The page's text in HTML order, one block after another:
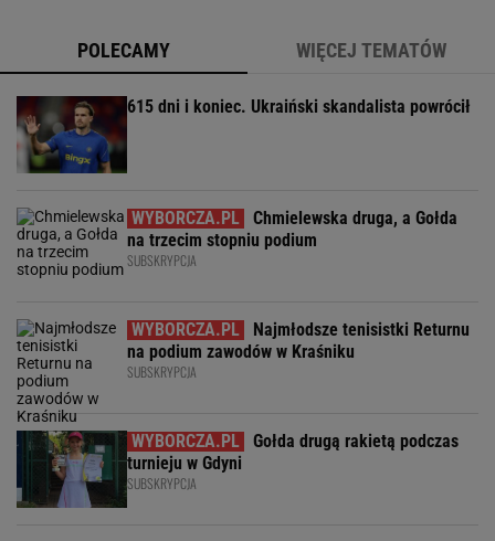
POLECAMY WIĘCEJ TEMATÓW
615 dni i koniec. Ukraiński skandalista powrócił
Chmielewska druga, a Gołda
na trzecim stopniu podium
SUBSKRYPCJA
Najmłodsze tenisistki Returnu
na podium zawodów w Kraśniku
SUBSKRYPCJA
Gołda drugą rakietą podczas
turnieju w Gdyni
SUBSKRYPCJA